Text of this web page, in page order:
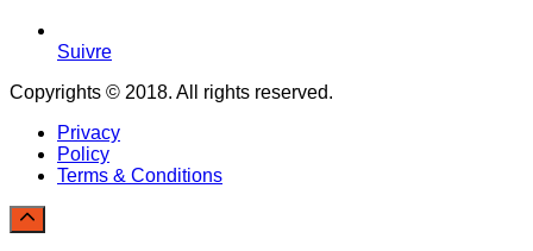
Suivre
Copyrights © 2018. All rights reserved.
Privacy
Policy
Terms & Conditions